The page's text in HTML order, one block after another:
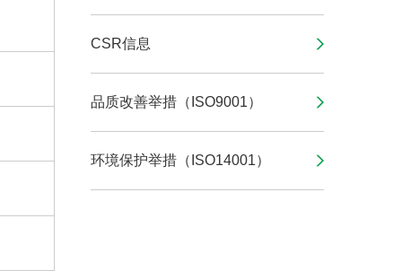
CSR信息
品质改善举措（ISO9001）
环境保护举措（ISO14001）